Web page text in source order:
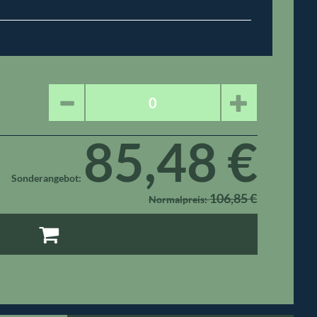
Sonderangebot 85,48 €
Normalpreis 106,85 €